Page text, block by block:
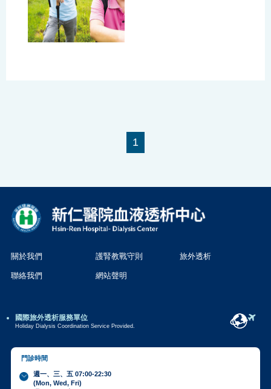
1
關於我們 護腎教戰守則 旅外透析
聯絡我們 網站聲明
國際旅外透析服務單位
Holiday Dialysis Coordination Service Provided.
門診時間
週一、三、五 07:00-22:30
(Mon, Wed, Fri)